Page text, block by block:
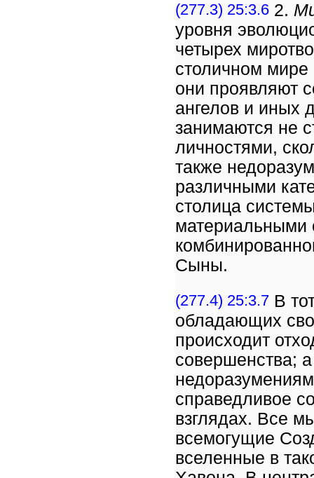
(277.3) 25:3.6 2.
уровня
четырех
столичном
они проявляют
ангелов и иных
занимаются не
личностями,
также
различными
столица
материальными
Сыны.
(277.4) 25:3.7 В
обладающих
происходит
совершенства;
справедливое
взглядах. Все
всемогущие
вселенные в